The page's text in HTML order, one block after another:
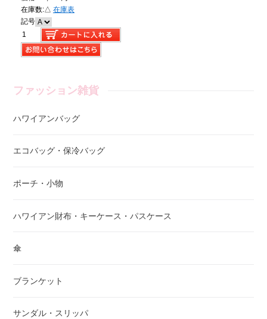
在庫数:△ 在庫表
記号
ファッション雑貨
ハワイアンバッグ
エコバッグ・保冷バッグ
ポーチ・小物
ハワイアン財布・キーケース・パスケース
傘
ブランケット
サンダル・スリッパ